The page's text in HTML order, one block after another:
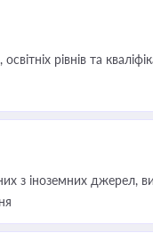
рівнів та
з іноземних джерел,